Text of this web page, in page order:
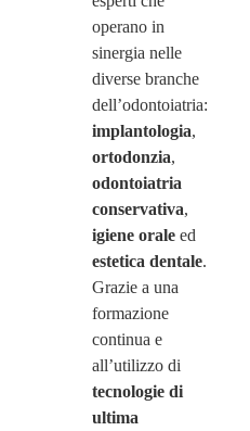
operano in
sinergia nelle
diverse branche
dell’odontoiatria:
implantologia,
ortodonzia,
odontoiatria
conservativa,
igiene orale ed
estetica dentale.
Grazie a una
formazione
continua e
all’utilizzo di
tecnologie di
ultima